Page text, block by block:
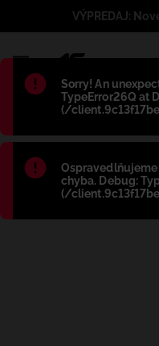
Błąd:
Sorry! An
TypeError26Q at
(/
Błąd:
Ospravedlňujeme
chyba. Debug:
(/
VÝPREDAJ: